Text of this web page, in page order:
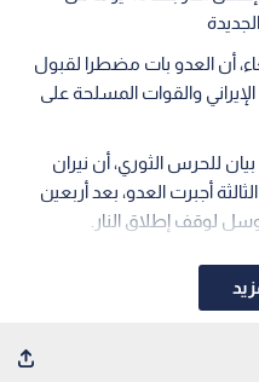
أن العدو بات مضطرا لقبول
والقوات المسلحة على
بيان للحرس الثوري، أن نيران
أجبرت العدو، بعد أربعين
لوقف إطلاق النار.